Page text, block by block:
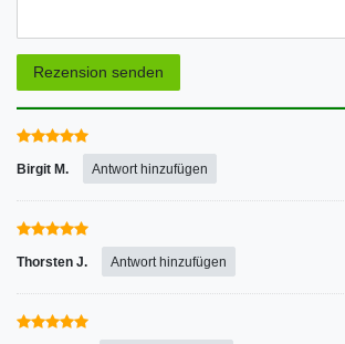
Rezension senden
Birgit M. Antwort hinzufügen
Thorsten J. Antwort hinzufügen